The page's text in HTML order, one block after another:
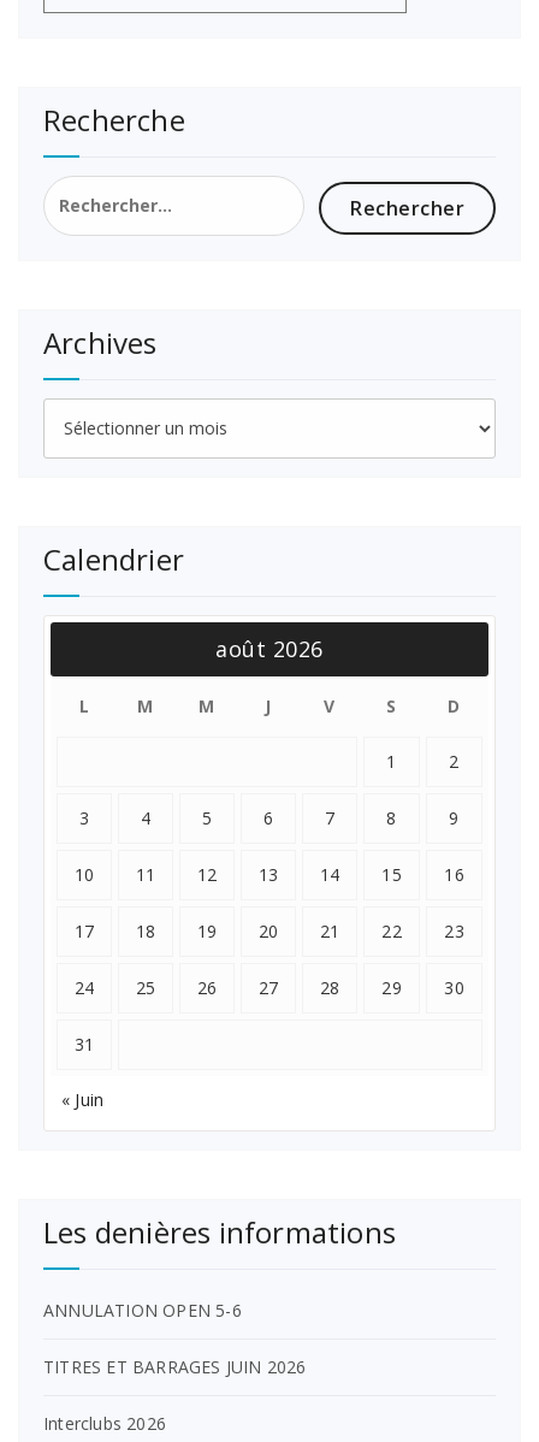
Recherche
Rechercher :
Archives
Archives
Calendrier
août 2026
L M M J V S D
1 2
3 4 5 6 7 8 9
10 11 12 13 14 15 16
17 18 19 20 21 22 23
24 25 26 27 28 29 30
31
« Juin
Les denières informations
ANNULATION OPEN 5-6
TITRES ET BARRAGES JUIN 2026
Interclubs 2026